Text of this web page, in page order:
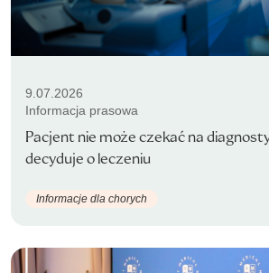
9.07.2026
Informacja prasowa
Pacjent nie może czekać na
decyduje o leczeniu
Informacje dla chorych